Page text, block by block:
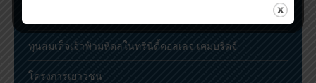
ทุนสมเด็จเจ้าฟ้ามหิดลในทรินิตี้คอลเลจ เคมบริดจ์
โครงการเยาวชน